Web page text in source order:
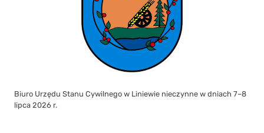
Biuro Urzędu Stanu Cywilnego w Liniewie nieczynne w dniach 7–8
lipca 2026 r.